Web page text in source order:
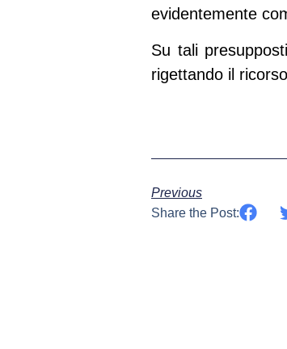
evidentemente
Su tali
rigettando il
Previous
Share the Post: